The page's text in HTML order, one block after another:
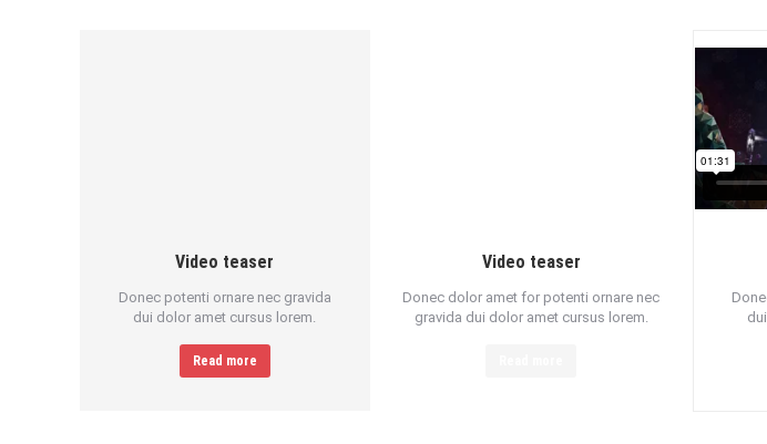
Video teaser
Donec potenti ornare nec gravida
dui dolor amet cursus lorem.
Read more
Video teaser
Donec dolor amet for potenti ornare nec
gravida dui dolor amet cursus lorem.